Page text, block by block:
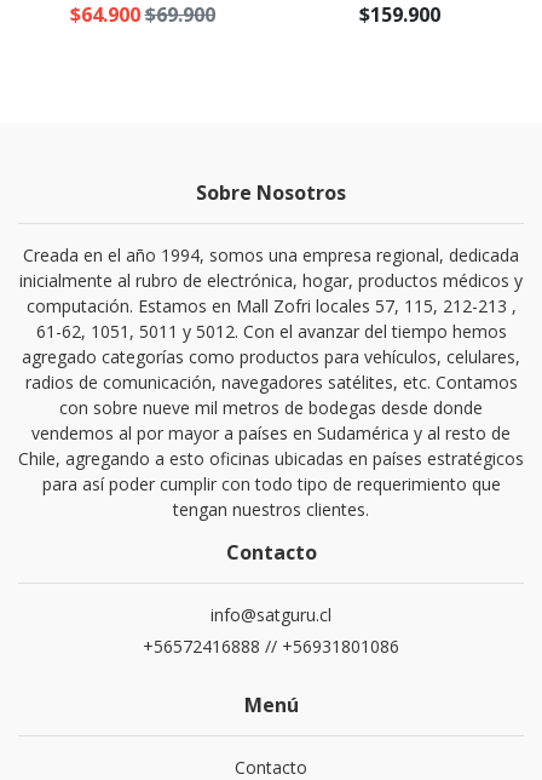
$64.900$69.900
$159.900
Sobre Nosotros
Creada en el año 1994, somos una empresa regional, dedicada
inicialmente al rubro de electrónica, hogar, productos médicos y
computación. Estamos en Mall Zofri locales 57, 115, 212-213 ,
61-62, 1051, 5011 y 5012. Con el avanzar del tiempo hemos
agregado categorías como productos para vehículos, celulares,
radios de comunicación, navegadores satélites, etc. Contamos
con sobre nueve mil metros de bodegas desde donde
vendemos al por mayor a países en Sudamérica y al resto de
Chile, agregando a esto oficinas ubicadas en países estratégicos
para así poder cumplir con todo tipo de requerimiento que
tengan nuestros clientes.
Contacto
info@satguru.cl
+56572416888 // +56931801086
Menú
Contacto